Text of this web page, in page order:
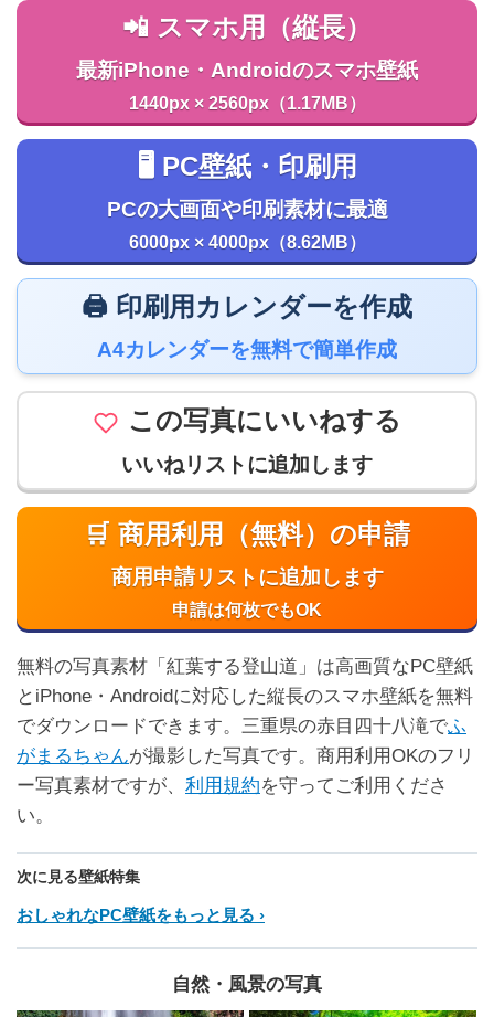
📲 スマホ用（縦長）
最新iPhone・Androidのスマホ壁紙
1440px × 2560px（1.17MB）
🖥️ PC壁紙・印刷用
PCの大画面や印刷素材に最適
6000px × 4000px（8.62MB）
🖨️ 印刷用カレンダーを作成
A4カレンダーを無料で簡単作成
この写真にいいねする
いいねリストに追加します
🛒 商用利用（無料）の申請
商用申請リストに追加します
申請は何枚でもOK
無料の写真素材「紅葉する登山道」は高画質なPC壁紙
とiPhone・Androidに対応した縦長のスマホ壁紙を無料
でダウンロードできます。三重県の赤目四十八滝でふ
がまるちゃんが撮影した写真です。商用利用OKのフリ
ー写真素材ですが、 利用規約を守ってご利用くださ
い。
次に見る壁紙特集
おしゃれなPC壁紙をもっと見る
自然・風景の写真